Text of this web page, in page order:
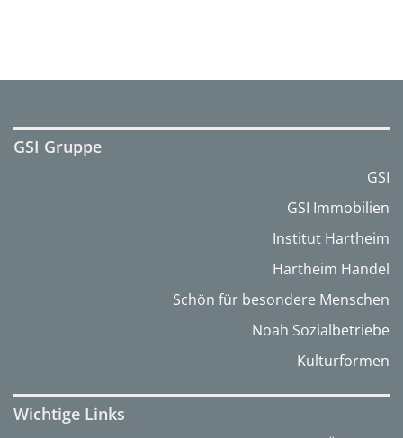
GSI Gruppe
GSI
GSI Immobilien
Institut Hartheim
Hartheim Handel
Schön für besondere Menschen
Noah Sozialbetriebe
Kulturformen
Wichtige Links